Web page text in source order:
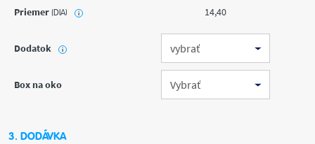
Priemer(DIA) i 14,40
Dodatok i
Box na oko
3. DODÁVKA